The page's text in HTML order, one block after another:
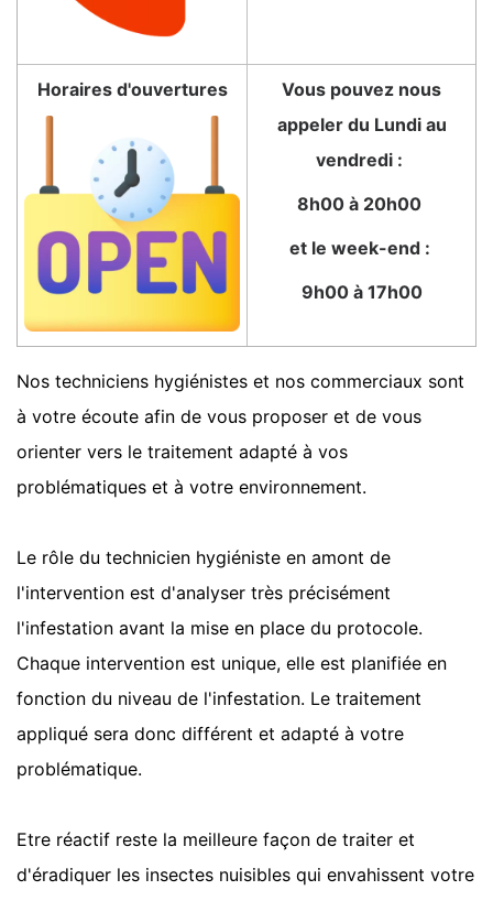
Horaires d'ouvertures
Vous pouvez nous
appeler du Lundi au
vendredi :
8h00 à 20h00
et le week-end :
9h00 à 17h00
Nos techniciens hygiénistes et nos commerciaux sont
à votre écoute afin de vous proposer et de vous
orienter vers le traitement adapté à vos
problématiques et à votre environnement.
Le rôle du technicien hygiéniste en amont de
l'intervention est d'analyser très précisément
l'infestation avant la mise en place du protocole.
Chaque intervention est unique, elle est planifiée en
fonction du niveau de l'infestation. Le traitement
appliqué sera donc différent et adapté à votre
problématique.
Etre réactif reste la meilleure façon de traiter et
d'éradiquer les insectes nuisibles qui envahissent votre